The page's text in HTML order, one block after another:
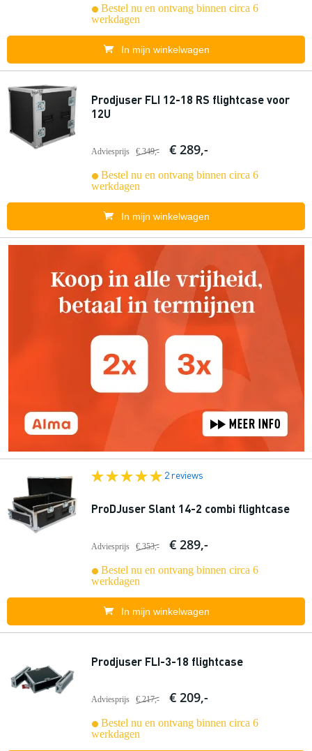
Bestel nu en ontvang binnen circa 6
werkdagen
In mijn winkelwagen
Prodjuser FLI 12-18 RS flightcase voor
12U
Adviesprijs € 349,- € 289,-
Bestel nu en ontvang binnen circa 6
werkdagen
In mijn winkelwagen
2 reviews
ProDJuser Slant 14-2 combi flightcase
Adviesprijs € 353,- € 289,-
Bestel nu en ontvang binnen circa 6
werkdagen
In mijn winkelwagen
Prodjuser FLI-3-18 flightcase
Adviesprijs € 217,- € 209,-
Bestel nu en ontvang binnen circa 6
werkdagen